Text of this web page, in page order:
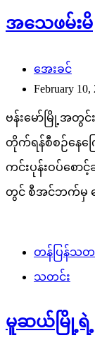
အသေဖမ်းမိ
အေးခင်
February 10,
ဗန်းမော်မြို့အတွင်း
တိုက်ရန်စီစဉ်နေက
ကင်းပုန်းဝပ်စော
တွင် စီအင်ဘက်မှ က
တန်ပြန်သတ
သတင်း
မူဆယ်မြို့